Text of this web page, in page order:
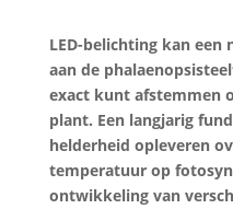
LED-belichting kan een
aan de
exact kunt afstemmen
plant. Een langjarig
helderheid opleveren
temperatuur op
ontwikkeling van